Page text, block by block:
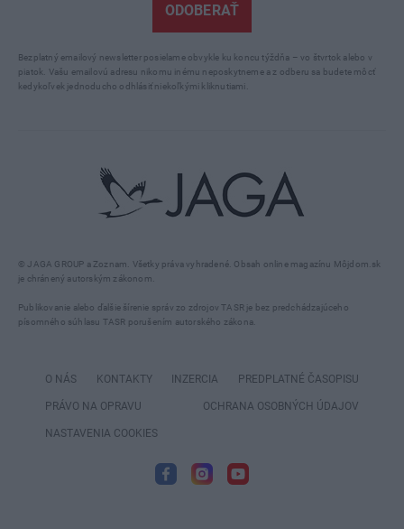
© JAGA GROUP a Zoznam. Všetky práva vyhradené. Obsah online magazínu Môjdom.sk
je chránený autorským zákonom.
Publikovanie alebo ďalšie šírenie správ zo zdrojov TASR je bez predchádzajúceho
písomného súhlasu TASR porušením autorského zákona.
ODOBERAŤ
Bezplatný emailový newsletter posielame obvykle ku koncu týždňa – vo štvrtok alebo v
piatok. Vašu emailovú adresu nikomu inému neposkytneme a z odberu sa budete môcť
kedykoľvek jednoducho odhlásiť niekoľkými kliknutiami.
O NÁS KONTAKTY INZERCIA PREDPLATNÉ ČASOPISU
PRÁVO NA OPRAVU OCHRANA OSOBNÝCH ÚDAJOV
NASTAVENIA COOKIES